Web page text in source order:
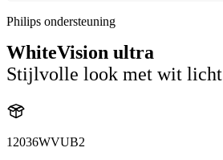
Philips ondersteuning
WhiteVision ultra
Stijlvolle look met wit licht
12036WVUB2